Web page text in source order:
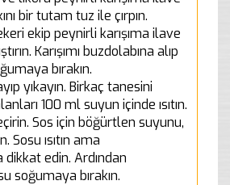
bir tutam tuz ile çırpın.
ekip peynirli karışıma ilave
Karışımı buzdolabına alıp
bırakın.
yıkayın. Birkaç tanesini
100 ml suyun içinde ısıtın.
Sos için böğürtlen suyunu,
Sosu ısıtın ama
edin. Ardından
soğumaya bırakın.